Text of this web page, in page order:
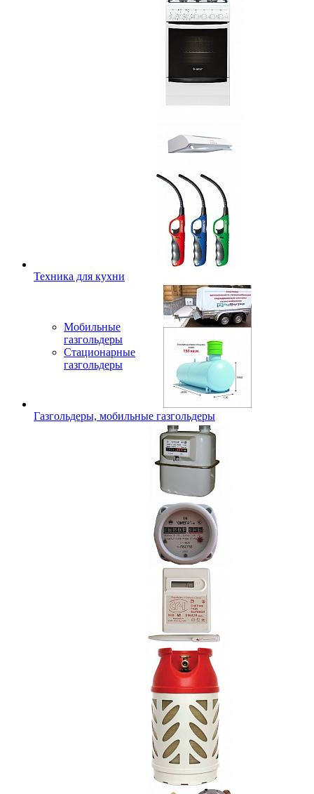
Техника для кухни
Мобильные
газгольдеры
Стационарные
газгольдеры
Газгольдеры, мобильные газгольдеры